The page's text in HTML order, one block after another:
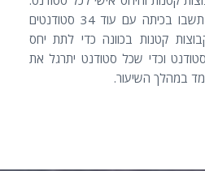
אצלנו לא תשבו בכיתה עם עוד 34 סטודנטים
קטנות בכוונה כדי לתת יחס
וכדי שכל סטודנט יתרגל את
במהלך השיעור.